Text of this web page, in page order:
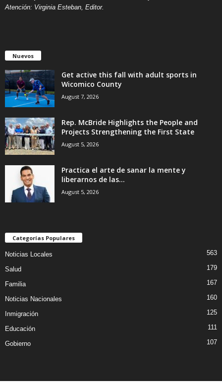
Atención: Virginia Esteban, Editor.
Nuevos
Get active this fall with adult sports in
Wicomico County
August 7, 2026
Rep. McBride Highlights the People and
Projects Strengthening the First State
August 5, 2026
Practica el arte de sanar la mente y
liberarnos de las...
August 5, 2026
Categorías Populares
Noticias Locales 563
Salud 179
Familia 167
Noticias Nacionales 160
Inmigración 125
Educación 111
Gobierno 107